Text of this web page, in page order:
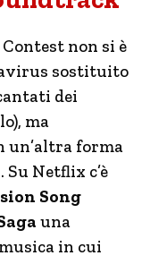
non si è
sostituito
dei
ma
un’altra forma
Netflix c’è
Song
una
in cui